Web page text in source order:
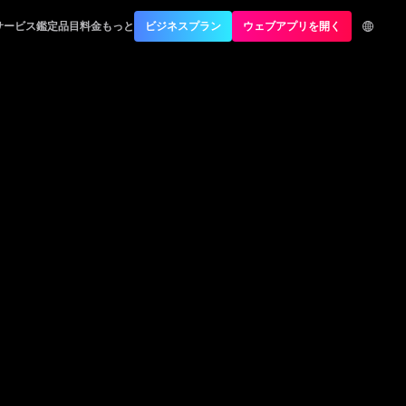
ービス鑑定品目料金もっと ビジネスプラン ウェブアプリを開く